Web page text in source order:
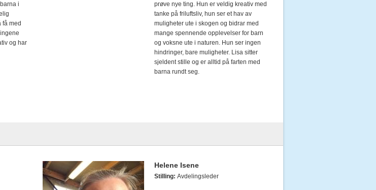
i
få med
og har
prøve nye ting. Hun er veldig kreativ med
tanke på friluftsliv, hun ser et hav av
muligheter ute i skogen og bidrar med
mange spennende opplevelser for barn
og voksne ute i naturen. Hun ser ingen
hindringer, bare muligheter. Lisa sitter
sjeldent stille og er alltid på farten med
barna rundt seg.
Helene Isene
Stilling: Avdelingsleder